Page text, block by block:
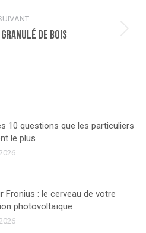
:
Articlede bois
10 questions que les particuliers
le plus
Fronius : le cerveau de votre
photovoltaïque